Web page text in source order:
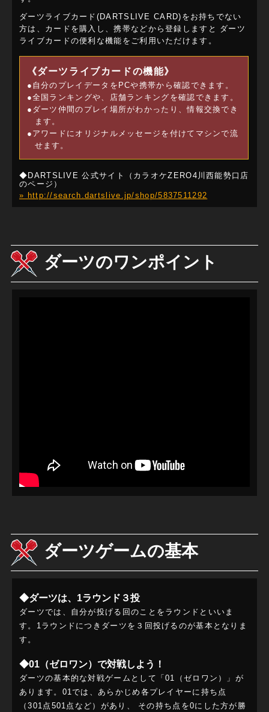
ダーツライブカード(DARTSLIVE CARD)をお持ちでない
方は、カードを購入し、携帯などから登録しますと ダーツ
ライブカードの便利な機能をご利用いただけます。
《ダーツライブカードの機能》
●自分のプレイデータをPCや携帯から確認できます。
●全国ランキングや、店舗ランキングを確認できます。
●ダーツ仲間のプレイ場所がわかったり、情報交換でき
ます。
●アワードにオリジナルメッセージを付けてマシンで流
せます。
◆DARTSLIVE 公式サイト（カラオケZERO4川西能勢口店
のページ）
» http://search.dartslive.jp/shop/5837511292
ダーツのワンポイント
ダーツゲームの基本
◆ダーツは、1ラウンド３投
ダーツでは、自分が投げる回のことをラウンドといいま
す。1ラウンドにつきダーツを３回投げるのが基本となりま
す。
◆01（ゼロワン）で対戦しよう！
ダーツの基本的な対戦ゲームとして「01（ゼロワン）」が
あります。01では、あらかじめ各プレイヤーに持ち点
（301点501点など）があり、 その持ち点を0にした方が勝